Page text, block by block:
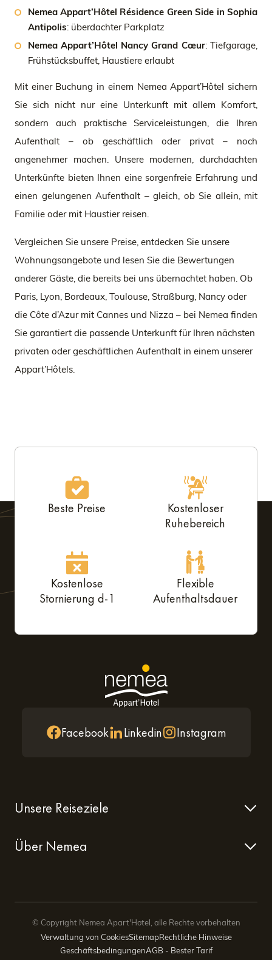
Nemea Appart’Hôtel Résidence Green Side in Sophia
Antipolis: überdachter Parkplatz
Nemea Appart’Hôtel Nancy Grand Cœur: Tiefgarage,
Frühstücksbuffet, Haustiere erlaubt
Mit einer Buchung in einem Nemea Appart’Hôtel sichern
Sie sich nicht nur eine Unterkunft mit allem Komfort,
sondern auch praktische Serviceleistungen, die Ihren
Aufenthalt – ob geschäftlich oder privat – noch
angenehmer machen. Unsere modernen, durchdachten
Unterkünfte bieten Ihnen eine sorgenfreie Erfahrung und
einen gelungenen Aufenthalt – gleich, ob Sie allein, mit
Familie oder mit Haustier reisen.
Vergleichen Sie unsere Preise, entdecken Sie unsere
Wohnungsangebote und lesen Sie die Bewertungen
anderer Gäste, die bereits bei uns übernachtet haben. Ob
Paris, Lyon, Bordeaux, Toulouse, Straßburg, Nancy oder
die Côte d’Azur mit Cannes und Nizza – bei Nemea finden
Sie garantiert die passende Unterkunft für Ihren nächsten
privaten oder geschäftlichen Aufenthalt in einem unserer
Appart’Hôtels.
Beste Preise
Kostenloser
Ruhebereich
Kostenlose
Stornierung d-1
Flexible
Aufenthaltsdauer
Facebook Linkedin Instagram
Unsere Reiseziele
Über Nemea
© Copyright Nemea Apart'Hotel, alle Rechte vorbehalten
Verwaltung von CookiesSitemapRechtliche Hinweise
GeschäftsbedingungenAGB - Bester Tarif